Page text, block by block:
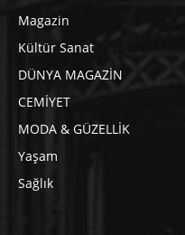
Magazin
Kültür Sanat
DÜNYA MAGAZİN
CEMİYET
MODA & GÜZELLİK
Yaşam
Sağlık